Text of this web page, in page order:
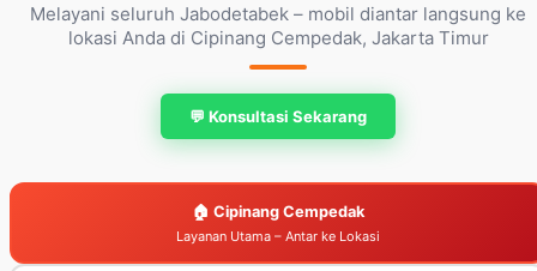
Melayani seluruh Jabodetabek – mobil diantar langsung ke
lokasi Anda di Cipinang Cempedak, Jakarta Timur
💬 Konsultasi Sekarang
🏠 Cipinang Cempedak
Layanan Utama – Antar ke Lokasi